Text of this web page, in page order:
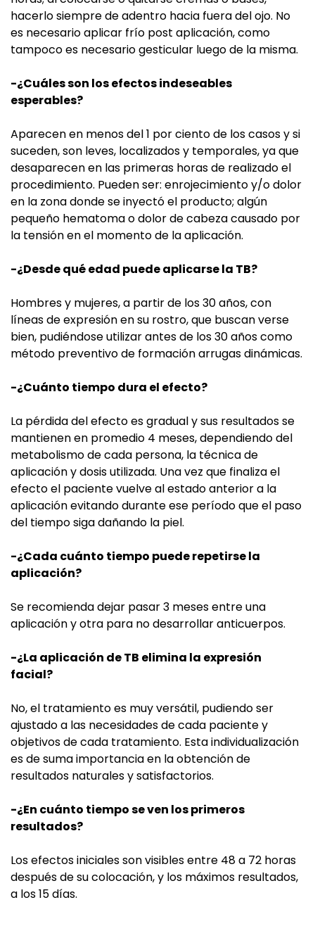
hacerlo siempre de adentro hacia fuera del ojo. No
es necesario aplicar frío post aplicación, como
tampoco es necesario gesticular luego de la misma.
-¿Cuáles son los efectos indeseables
esperables?
Aparecen en menos del 1 por ciento de los casos y si
suceden, son leves, localizados y temporales, ya que
desaparecen en las primeras horas de realizado el
procedimiento. Pueden ser: enrojecimiento y/o dolor
en la zona donde se inyectó el producto; algún
pequeño hematoma o dolor de cabeza causado por
la tensión en el momento de la aplicación.
-¿Desde qué edad puede aplicarse la TB?
Hombres y mujeres, a partir de los 30 años, con
líneas de expresión en su rostro, que buscan verse
bien, pudiéndose utilizar antes de los 30 años como
método preventivo de formación arrugas dinámicas.
-¿Cuánto tiempo dura el efecto?
La pérdida del efecto es gradual y sus resultados se
mantienen en promedio 4 meses, dependiendo del
metabolismo de cada persona, la técnica de
aplicación y dosis utilizada. Una vez que finaliza el
efecto el paciente vuelve al estado anterior a la
aplicación evitando durante ese período que el paso
del tiempo siga dañando la piel.
-¿Cada cuánto tiempo puede repetirse la
aplicación?
Se recomienda dejar pasar 3 meses entre una
aplicación y otra para no desarrollar anticuerpos.
-¿La aplicación de TB elimina la expresión
facial?
No, el tratamiento es muy versátil, pudiendo ser
ajustado a las necesidades de cada paciente y
objetivos de cada tratamiento. Esta individualización
es de suma importancia en la obtención de
resultados naturales y satisfactorios.
-¿En cuánto tiempo se ven los primeros
resultados?
Los efectos iniciales son visibles entre 48 a 72 horas
después de su colocación, y los máximos resultados,
a los 15 días.